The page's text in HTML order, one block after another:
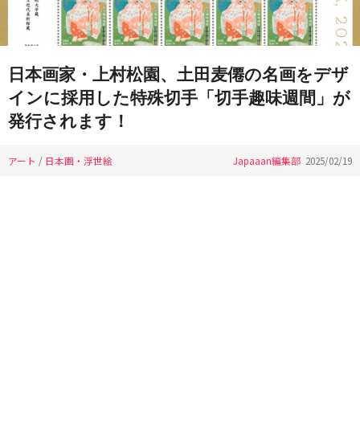
日本画家・上村松園、土田麦僊の名画をデザ
インに採用した特殊切手「切手趣味週間」が
発行されます！
アート / 日本画・浮世絵 Japaaan編集部 2025/02/19